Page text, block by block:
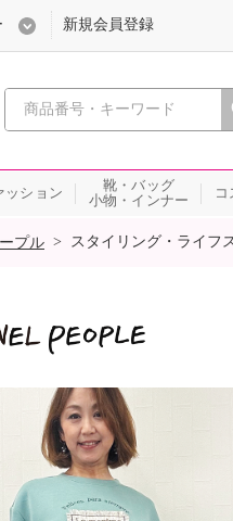
心おどる、瞬間を。
新規会員登録
ッション
靴・バッグ
小物・インナー
コ
プル > スタイリング・ライフ